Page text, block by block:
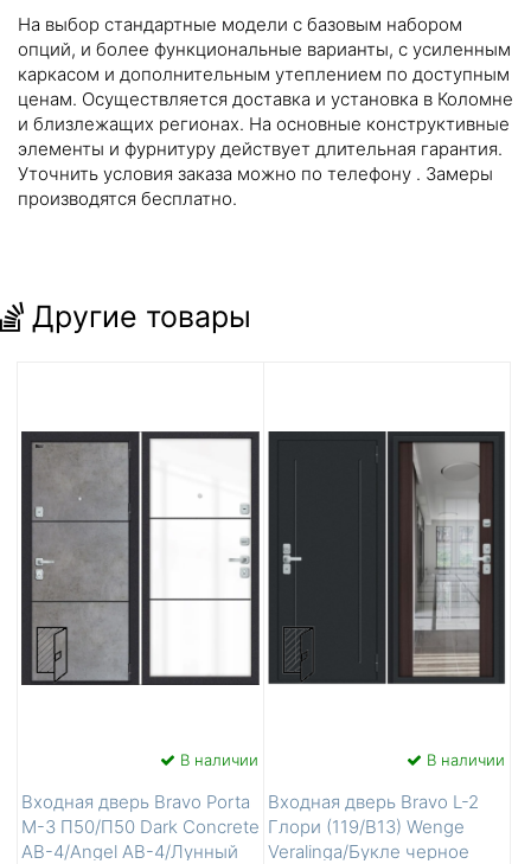
На выбор стандартные модели с базовым набором
опций, и более функциональные варианты, с усиленным
каркасом и дополнительным утеплением по доступным
ценам. Осуществляется доставка и установка в Коломне
и близлежащих регионах. На основные конструктивные
элементы и фурнитуру действует длительная гарантия.
Уточнить условия заказа можно по телефону . Замеры
производятся бесплатно.
Другие товары
В наличии
Входная дверь Bravo Porta
M-3 П50/П50 Dark Concrete
AB-4/Angel AB-4/Лунный
В наличии
Входная дверь Bravo L-2
Глори (119/В13) Wenge
Veralinga/Букле черное